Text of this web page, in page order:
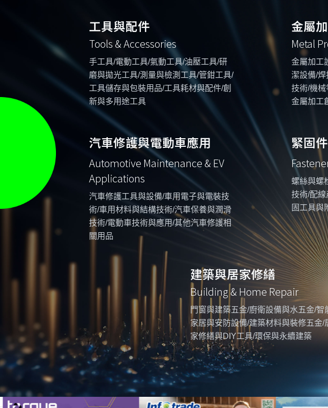
工具與配件
Tools & Accessories
手工具/電動工具/氣動工具/油壓工具/研
磨與拋光工具/測量與檢測工具/管鉗工具/
工具儲存與包裝用品/工具耗材與配件/創
新與多用途工具
金屬
Metal
金屬加工
潔設備/
技術/機
金屬加工
汽車修護與電動車應用
Automotive Maintenance & EV
Applications
汽車修護工具與設備/車用電子與電裝技
術/車用材料與結構技術/汽車保養與潤滑
技術/電動車技術與應用/其他汽車修護相
關用品
緊固
螺絲與螺
技術/配線
固工具與
建築與居家修繕
Building & Home Repair
門窗與建築五金/廚衛設備與水五金/智
家居與安防設備/建築材料與裝修五金/
家修繕與DIY工具/環保與永續建築